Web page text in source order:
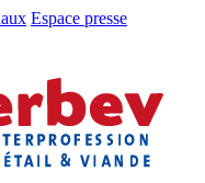
Espace presse